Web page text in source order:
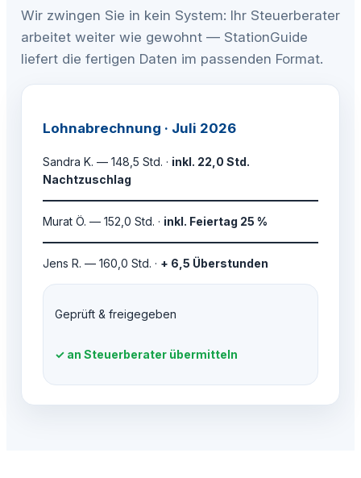
Wir zwingen Sie in kein System: Ihr Steuerberater
arbeitet weiter wie gewohnt — StationGuide
liefert die fertigen Daten im passenden Format.
Lohnabrechnung · Juli 2026
Sandra K. — 148,5 Std. · inkl. 22,0 Std.
Nachtzuschlag
Murat Ö. — 152,0 Std. · inkl. Feiertag 25 %
Jens R. — 160,0 Std. · + 6,5 Überstunden
Geprüft & freigegeben
✓ an Steuerberater übermitteln